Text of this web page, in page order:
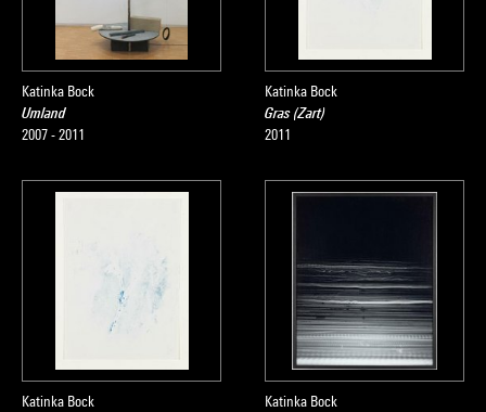
Katinka Bock
Umland
2007 - 2011
Katinka Bock
Gras (Zart)
2011
Katinka Bock
Katinka Bock